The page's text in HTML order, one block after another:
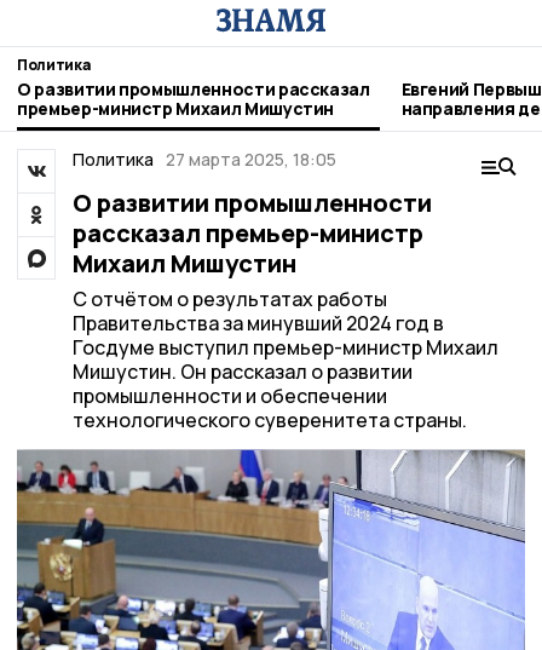
Политика
О развитии промышленности рассказал
премьер-министр Михаил Мишустин
Евгений
направления
депутатского
Политика 27 марта 2025, 18:05
О развитии промышленности
рассказал премьер-министр
Михаил Мишустин
С отчётом о результатах работы
Правительства за минувший 2024 год в
Госдуме выступил премьер-министр Михаил
Мишустин. Он рассказал о развитии
промышленности и обеспечении
технологического суверенитета страны.